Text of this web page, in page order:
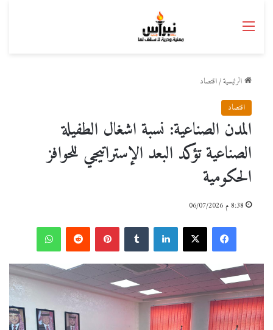
القائمة
الرئيسية/اقتصاد
اقتصاد
المدن الصناعية: نسبة اشغال الطفيلة
الصناعية تؤكد البعد الإستراتيجي للحوافز
الحكومية
8:38 م 06/07/2026
فيسبوك ‫X لينكدإن بينتيريست واتساب